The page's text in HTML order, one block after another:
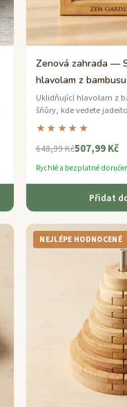
Zenová zahrada —
hlavolam z
Uklidňující hlavolam z
šňůry, kde vedete
klidný labyrint smyček.
★★★★★
648,99 Kč507,99 Kč
Rychlé a bezplatné
Přidat
NEJLÉPE HODNOCENÉ